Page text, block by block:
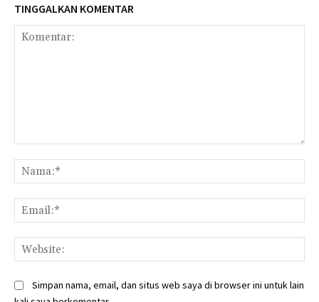
TINGGALKAN KOMENTAR
Simpan nama, email, dan situs web saya di browser ini untuk lain